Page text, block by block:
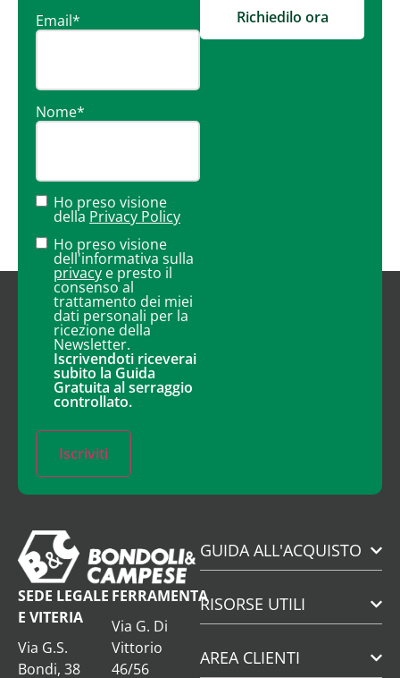
Email*
Nome*
Ho preso visione
della Privacy Policy
Ho preso visione
dell'informativa sulla
privacy e presto il
consenso al
trattamento dei miei
dati personali per la
ricezione della
Newsletter.
Iscrivendoti riceverai
subito la Guida
Gratuita al serraggio
controllato.
Iscriviti
Richiedilo ora
SEDE LEGALE
E VITERIA
Via G.S.
Bondi, 38
FERRAMENTA
Via G. Di
Vittorio
46/56
GUIDA ALL'ACQUISTO
RISORSE UTILI
AREA CLIENTI